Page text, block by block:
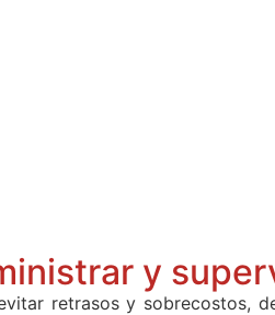
y
retrasos y sobrecostos,